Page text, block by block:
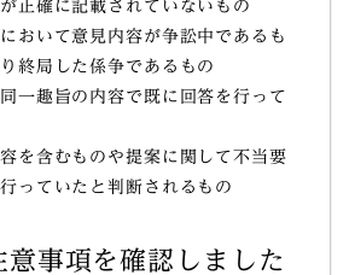
正確に記載されていないもの
おいて意見内容が争訟中であるも
終局した係争であるもの
一趣旨の内容で既に回答を行って
を含むものや提案に関して不当要
っていたと判断されるもの
意事項を確認しました